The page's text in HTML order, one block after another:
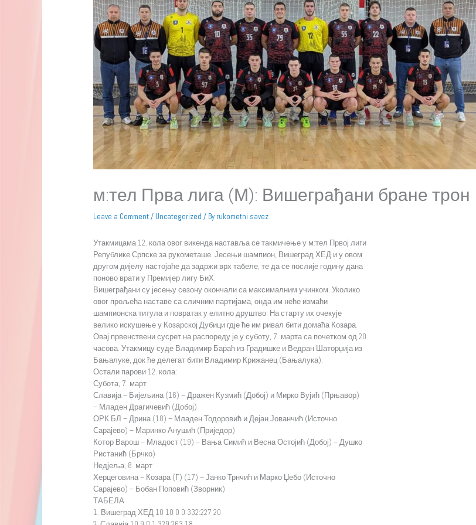
м:тел Прва лига (М): Вишеграђани бране трон
Leave a Comment/ Uncategorized / By rukometni savez
Утакмицама 12. кола овог викенда наставља се такмичење у м:тел Првој лиги
Републике Српске за рукометаше. Јесењи шампион, Вишеград ХЕД и у овом
другом дијелу настојаће да задржи врх табеле, те да се послије годину дана
поново врати у Премијер лигу БиХ.
Вишеграђани су јесењу сезону окончали са максималним учинком. Уколико
овог прољећа наставе са сличним партијама, онда им неће измаћи
шампионска титула и повратак у елитно друштво. На старту их очекује
велико искушење у Козарској Дубици гдје ће им ривал бити домаћа Козара.
Овај првенствени сусрет на распореду је у суботу, 7. марта са почетком од 20
часова. Утакмицу суде Владимир Бараћ из Градишке и Ведран Шаторџија из
Бањалуке, док ће делегат бити Владимир Крижанец (Бањалука).
Остали парови 12. кола:
Субота, 7. март
Славија – Бијељина (16) – Дражен Кузмић (Добој) и Мирко Вујић (Прњавор)
– Младен Драгичевић (Добој)
ОРК БЛ – Дрина (18) – Младен Тодоровић и Дејан Јованчић (Источно
Сарајево) – Маринко Анушић (Приједор)
Котор Варош – Младост (19) – Вања Симић и Весна Остојић (Добој) – Душко
Ристанић (Брчко)
Недјеља, 8. март
Херцеговина – Козара (Г) (17) – Јанко Трнчић и Марко Џебо (Источно
Сарајево) – Бобан Поповић (Зворник)
ТАБЕЛА
1. Вишеград ХЕД 10 10 0 0 332:227 20